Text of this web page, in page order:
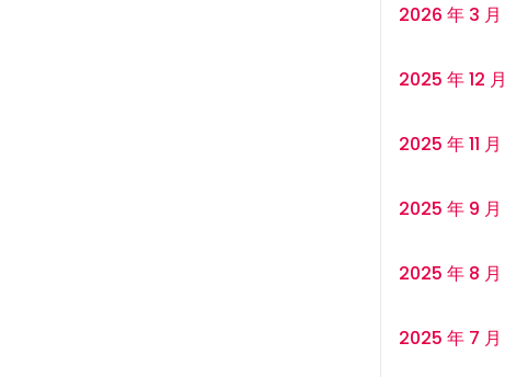
2026 年 3 月
2025 年 12 月
2025 年 11 月
2025 年 9 月
2025 年 8 月
2025 年 7 月